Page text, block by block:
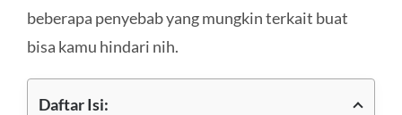
beberapa penyebab yang mungkin terkait buat
bisa kamu hindari nih.
Daftar Isi: